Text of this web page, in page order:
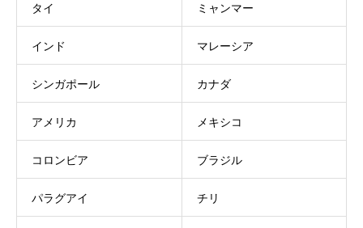
タイ ミャンマー
インド マレーシア
シンガポール カナダ
アメリカ メキシコ
コロンビア ブラジル
パラグアイ チリ